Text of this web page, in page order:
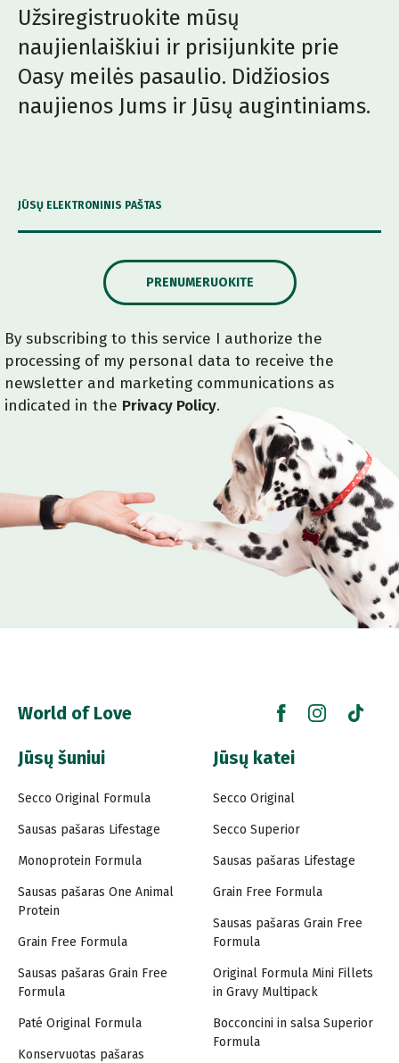
Užsiregistruokite mūsų
naujienlaiškiui ir prisijunkite prie
Oasy meilės pasaulio. Didžiosios
naujienos Jums ir Jūsų augintiniams.
JŪSŲ ELEKTRONINIS PAŠTAS
PRENUMERUOKITE
By subscribing to this service I authorize the
processing of my personal data to receive the
newsletter and marketing communications as
indicated in the Privacy Policy.
World of Love
Jūsų šuniui
Secco Original Formula
Sausas pašaras Lifestage
Monoprotein Formula
Sausas pašaras One Animal
Protein
Grain Free Formula
Sausas pašaras Grain Free
Formula
Paté Original Formula
Konservuotas pašaras
Jūsų katei
Secco Original
Secco Superior
Sausas pašaras Lifestage
Grain Free Formula
Sausas pašaras Grain Free
Formula
Original Formula Mini Fillets
in Gravy Multipack
Bocconcini in salsa Superior
Formula